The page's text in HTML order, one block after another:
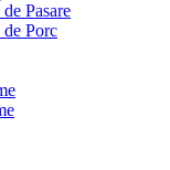
Pasare
Porc